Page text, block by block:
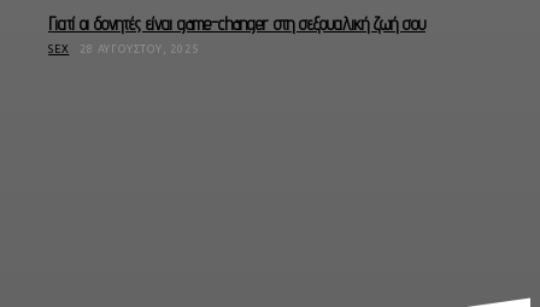
Γιατί οι δονητές είναι game-changer στη σεξουαλική ζωή σου
SEX 28 ΑΥΓΟΎΣΤΟΥ, 2025